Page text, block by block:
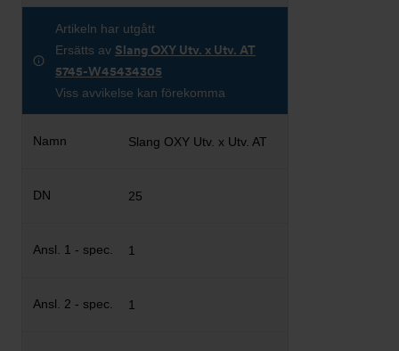
Artikeln har utgått
Ersätts av Slang OXY Utv. x Utv. AT
5745-W45434305
Viss avvikelse kan förekomma
Slang OXY Utv. x Utv. AT
25
1
1